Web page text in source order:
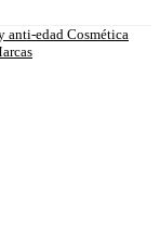
anti-edad Cosmética